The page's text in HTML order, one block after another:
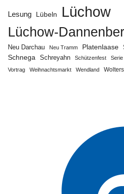
Lesung Lübeln Lüchow
Lüchow-
Neu Darchau Neu Tramm Platenlaase
Schnega Schreyahn Schützenfest
Vortrag Weihnachtsmarkt Wendland